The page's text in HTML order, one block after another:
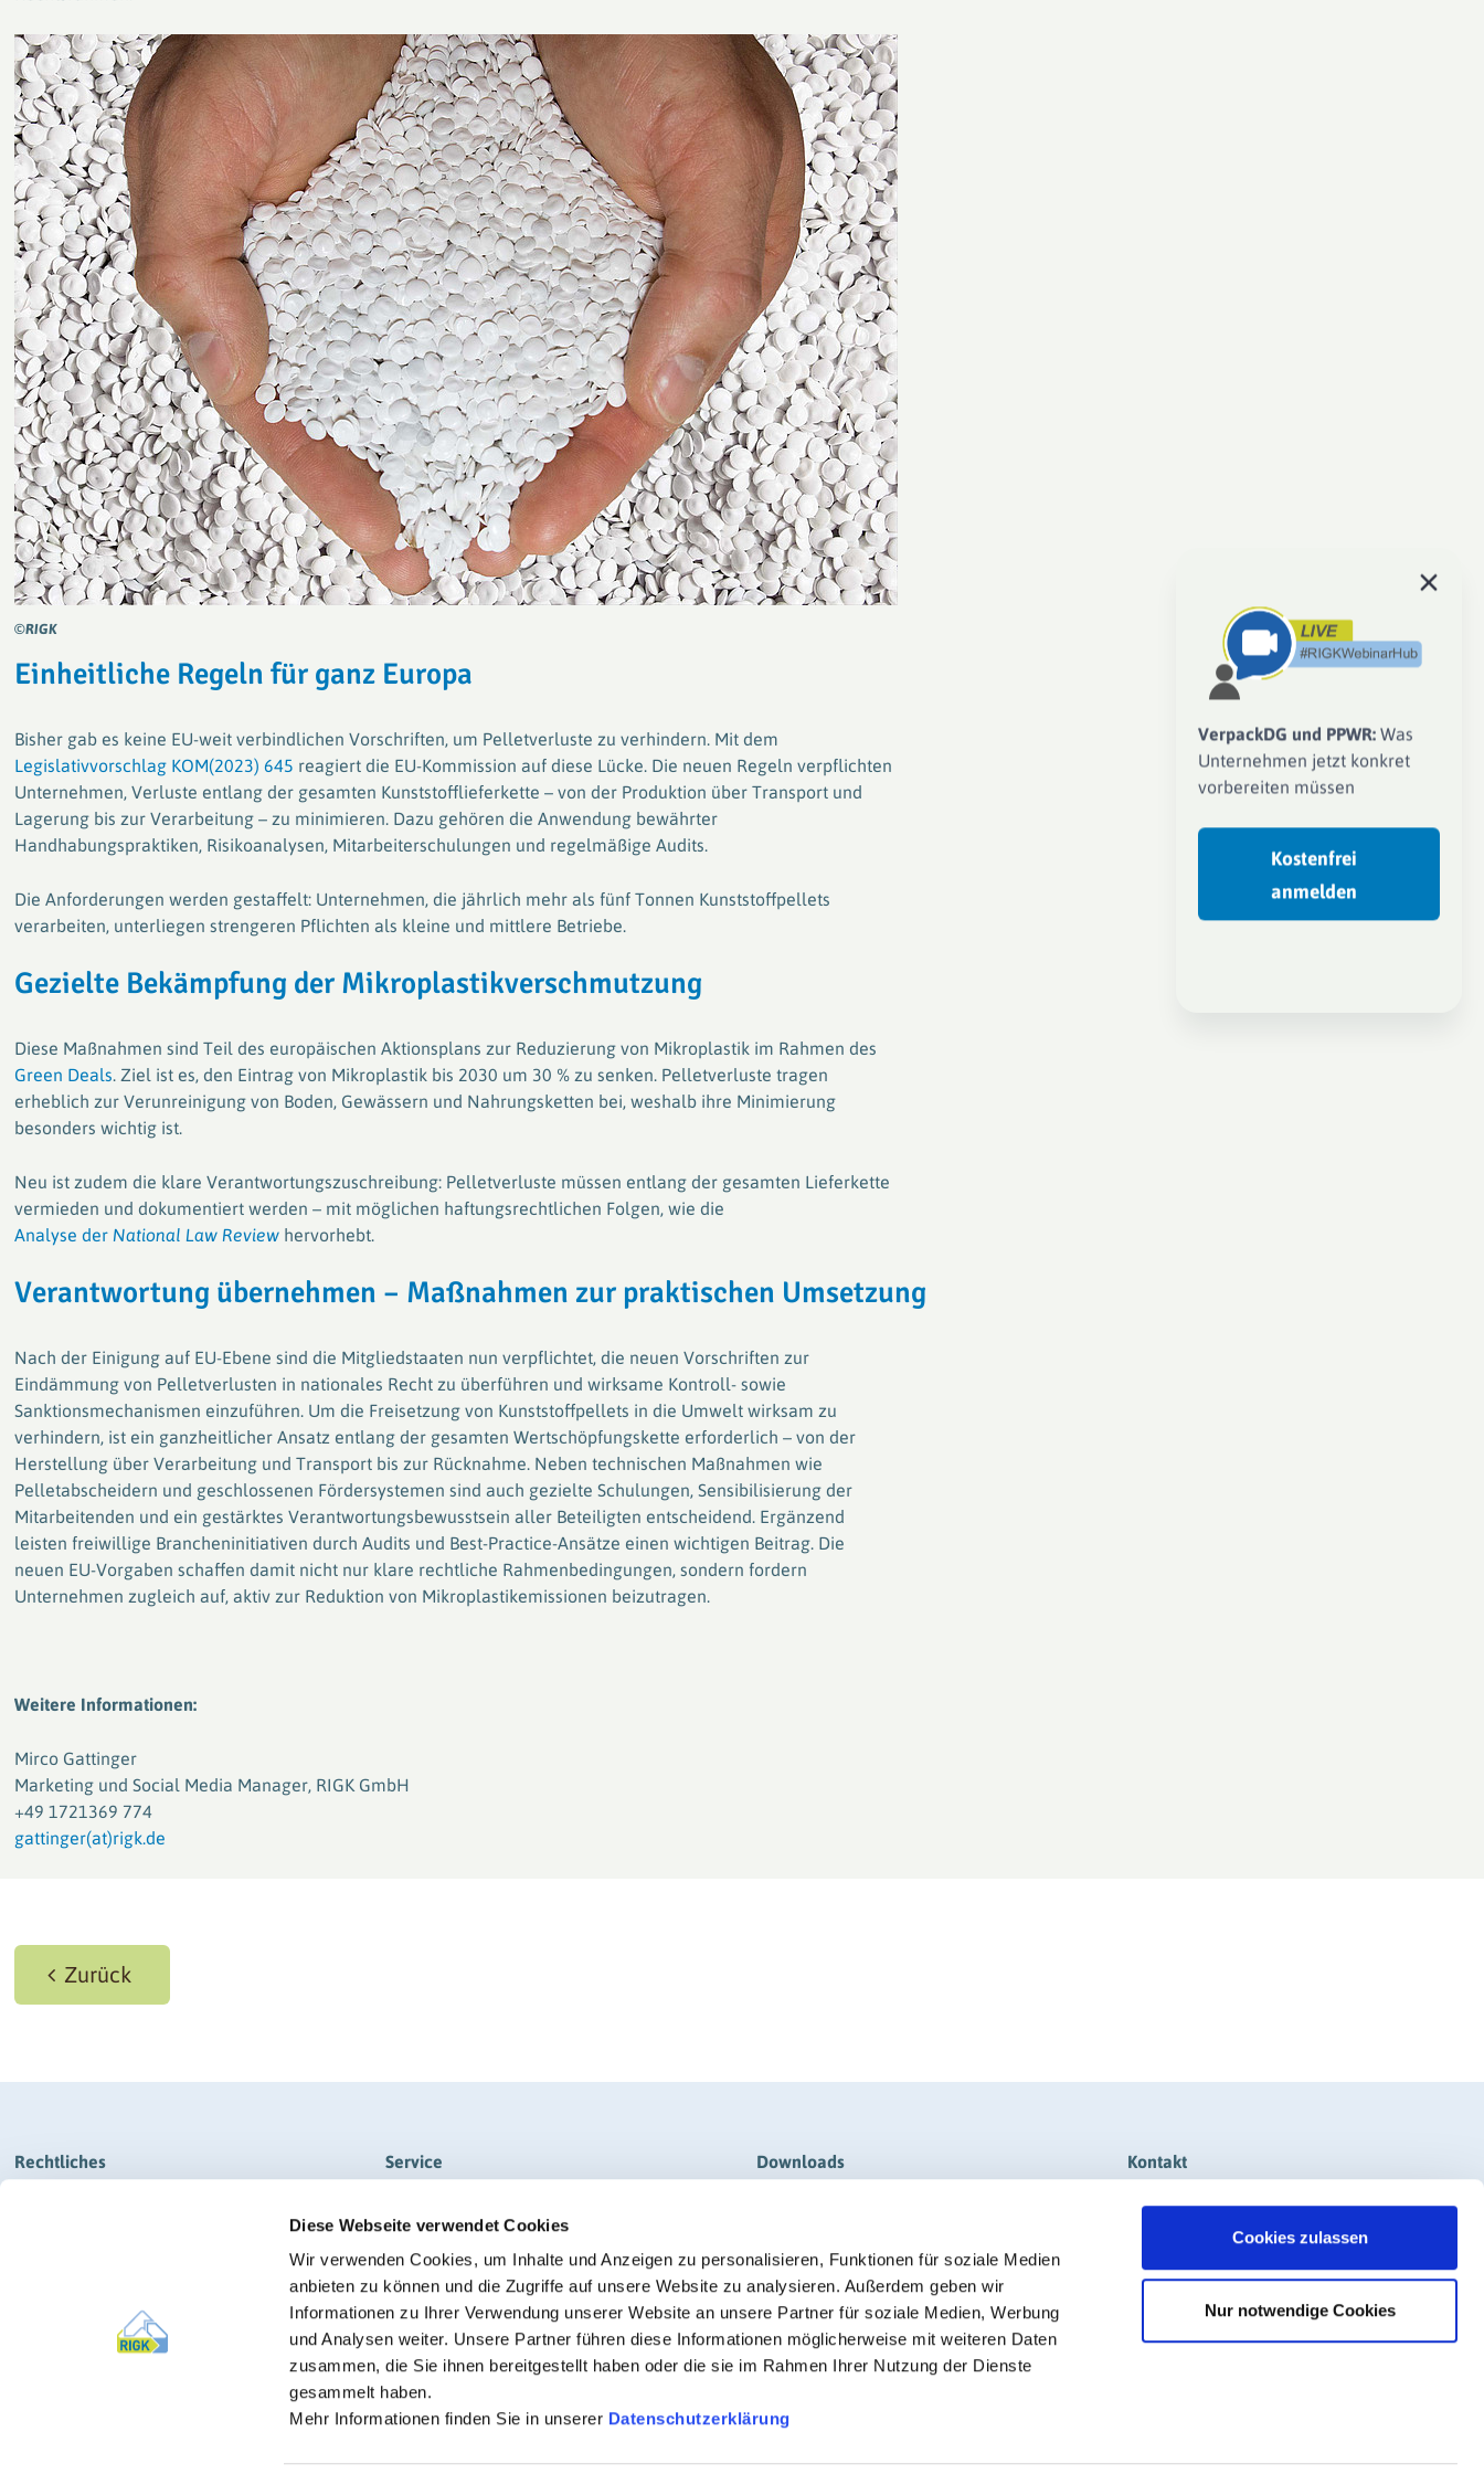
Diese Webseite verwendet Cookies
Wir verwenden Cookies, um Inhalte und Anzeigen zu personalisieren, Funktionen für soziale Medien
anbieten zu können und die Zugriffe auf unsere Website zu analysieren. Außerdem geben wir
Informationen zu Ihrer Verwendung unserer Website an unsere Partner für soziale Medien, Werbung
und Analysen weiter. Unsere Partner führen diese Informationen möglicherweise mit weiteren Daten
zusammen, die Sie ihnen bereitgestellt haben oder die sie im Rahmen Ihrer Nutzung der Dienste
gesammelt haben.
Mehr Informationen finden Sie in unserer Datenschutzerklärung
Cookies zulassen
Nur notwendige Cookies
VerpackDG und PPWR: Was
Unternehmen jetzt konkret
vorbereiten müssen
Kostenfrei
anmelden
Weltweit im Einsatz für die Rückführung &
©RIGK
Einheitliche Regeln für ganz Europa
Bisher gab es keine EU-weit verbindlichen Vorschriften, um Pelletverluste zu verhindern. Mit dem
Legislativvorschlag KOM(2023) 645 reagiert die EU-Kommission auf diese Lücke. Die neuen Regeln verpflichten
Unternehmen, Verluste entlang der gesamten Kunststofflieferkette – von der Produktion über Transport und
Lagerung bis zur Verarbeitung – zu minimieren. Dazu gehören die Anwendung bewährter
Handhabungspraktiken, Risikoanalysen, Mitarbeiterschulungen und regelmäßige Audits.
Die Anforderungen werden gestaffelt: Unternehmen, die jährlich mehr als fünf Tonnen Kunststoffpellets
verarbeiten, unterliegen strengeren Pflichten als kleine und mittlere Betriebe.
Gezielte Bekämpfung der Mikroplastikverschmutzung
Diese Maßnahmen sind Teil des europäischen Aktionsplans zur Reduzierung von Mikroplastik im Rahmen des
Green Deals. Ziel ist es, den Eintrag von Mikroplastik bis 2030 um 30 % zu senken. Pelletverluste tragen
erheblich zur Verunreinigung von Boden, Gewässern und Nahrungsketten bei, weshalb ihre Minimierung
besonders wichtig ist.
Neu ist zudem die klare Verantwortungszuschreibung: Pelletverluste müssen entlang der gesamten Lieferkette
vermieden und dokumentiert werden – mit möglichen haftungsrechtlichen Folgen, wie die
Analyse der National Law Review hervorhebt.
Verantwortung übernehmen – Maßnahmen zur praktischen Umsetzung
Nach der Einigung auf EU-Ebene sind die Mitgliedstaaten nun verpflichtet, die neuen Vorschriften zur
Eindämmung von Pelletverlusten in nationales Recht zu überführen und wirksame Kontroll- sowie
Sanktionsmechanismen einzuführen. Um die Freisetzung von Kunststoffpellets in die Umwelt wirksam zu
verhindern, ist ein ganzheitlicher Ansatz entlang der gesamten Wertschöpfungskette erforderlich – von der
Herstellung über Verarbeitung und Transport bis zur Rücknahme. Neben technischen Maßnahmen wie
Pelletabscheidern und geschlossenen Fördersystemen sind auch gezielte Schulungen, Sensibilisierung der
Mitarbeitenden und ein gestärktes Verantwortungsbewusstsein aller Beteiligten entscheidend. Ergänzend
leisten freiwillige Brancheninitiativen durch Audits und Best-Practice-Ansätze einen wichtigen Beitrag. Die
neuen EU-Vorgaben schaffen damit nicht nur klare rechtliche Rahmenbedingungen, sondern fordern
Unternehmen zugleich auf, aktiv zur Reduktion von Mikroplastikemissionen beizutragen.
Weitere Informationen:
Mirco Gattinger
Marketing und Social Media Manager, RIGK GmbH
+49 1721369 774
gattinger(at)rigk.de
Zurück
Rechtliches
AGB RIGK-SYSTEM & RIGK-G-SYSTEM
AGB RIGK-PICKUP-SYSTEM
Barrierefreiheit
Service
Kontakt
Newsletter-Anmeldung
News
Presse
Downloads
Information/Merkblätter
RIGK Reporter (Magazin-PDF)
Verordnungen
Zertifikate
Kontakt
Social Media